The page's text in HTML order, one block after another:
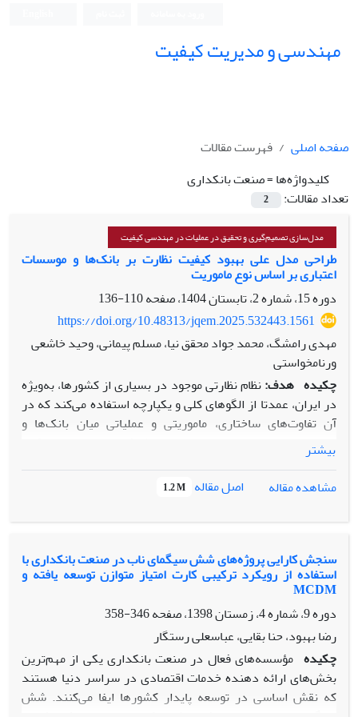
مهندسی و مدیریت کیفیت
صفحه اصلی
فهرست مقالات
کلیدواژه‌ها =صنعت بانکداری
تعداد مقالات:
2
مدل‌سازی تصمیم‌گیری و تحقیق در عملیات در مهندسی کیفیت
طراحی مدل علی بهبود کیفیت نظارت بر بانک‌ها و موسسات
اعتباری بر اساس نوع ماموریت
دوره 15، شماره 2، تابستان 1404، صفحه
110-136
https://doi.org/10.48313/jqem.2025.532443.1561
مهدی رامشگ، محمد جواد محقق نیا، مسلم پیمانی، وحید خاشعی
ورنامخواستی
چکیده هدف:نظام نظارتی موجود در بسیاری از کشورها، به‌ویژه
در ایران، عمدتا از الگوهای کلی و یکپارچه استفاده می‌کند که در
آن تفاوت‌های ساختاری، ماموریتی و عملیاتی میان بانک‌ها و
موسسات مالی-اعتباری به درستی لحاظ نشده است. این رویکرد
یکنواخت، سبب کاهش دقت در شناسایی ریسک‌ها، عدم انطباق با
نیازهای خاص هر نهاد مالی و کاهش اثربخشی اقدامات نظارتی
شده است. هدف اصلی پژوهش حاضر طراحی مدل علی–معلولی
بهبود کیفیت نظارت بر اساس نوع مأموریت بانک­‌ها و مؤسسات
روش‌شناسی پژوهش:تحقیق حاضر به روش میکس متد (کیف–
کمی) و به‌صورت اکتشافی صورت پذیرفته است. آنگاه با استفاده
تجربه اجرایی در حوزه مالی و بانکی و با تحصیلات کارشناسی ارشد
و دکترا جهت بررسی روایی و پایایی مدل پیشنهادی استفاده شد.
همچنین پرسشنامه­های مقایسات زوجی بین خبرگان توزیع و با
تکنیک تصمیم­گیری چند شاخصه دیمتل فازی به بررسی میزان
شدت اثرگذاری و اثر پذیری میان ابعاد پژوهش پرداخته شده
بیشتر
مشاهده مقاله
اصل مقاله 1.2 M
سنجش کارایی پروژه‌های شش سیگمای ناب در صنعت بانکداری با
استفاده از رویکرد ترکیبی کارت امتیاز متوازن توسعه یافته و
MCDM
دوره 9، شماره 4، زمستان 1398، صفحه
346-358
رضا بهبود، حنا بقایی، عباسعلی رستگار
چکیده مؤسسه­‌های فعال در صنعت بانکداری یکی از مهم‌­ترین
بخش‌­های ارائه دهنده خدمات اقتصادی در سراسر دنیا هستند
که نقش اساسی در توسعه پایدار کشورها ایفا می­‌کنند. شش